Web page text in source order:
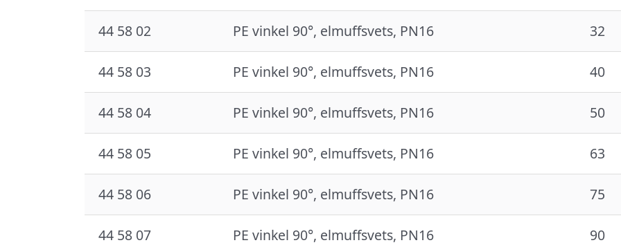
44 58 02 PE vinkel 90°, elmuffsvets, PN16 32
44 58 03 PE vinkel 90°, elmuffsvets, PN16 40
44 58 04 PE vinkel 90°, elmuffsvets, PN16 50
44 58 05 PE vinkel 90°, elmuffsvets, PN16 63
44 58 06 PE vinkel 90°, elmuffsvets, PN16 75
44 58 07 PE vinkel 90°, elmuffsvets, PN16 90